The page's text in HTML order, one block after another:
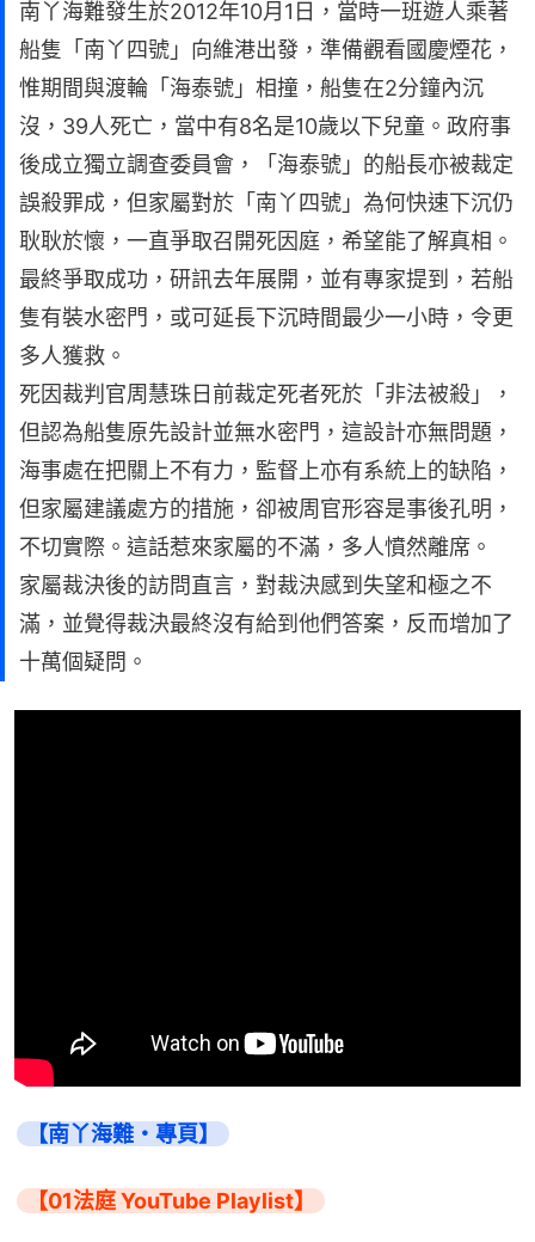
南丫海難發生於2012年10月1日，當時一班遊人乘著
船隻「南丫四號」向維港出發，準備觀看國慶煙花，
惟期間與渡輪「海泰號」相撞，船隻在2分鐘內沉
沒，39人死亡，當中有8名是10歲以下兒童。政府事
後成立獨立調查委員會，「海泰號」的船長亦被裁定
誤殺罪成，但家屬對於「南丫四號」為何快速下沉仍
耿耿於懷，一直爭取召開死因庭，希望能了解真相。
最終爭取成功，研訊去年展開，並有專家提到，若船
隻有裝水密門，或可延長下沉時間最少一小時，令更
多人獲救。
死因裁判官周慧珠日前裁定死者死於「非法被殺」，
但認為船隻原先設計並無水密門，這設計亦無問題，
海事處在把關上不有力，監督上亦有系統上的缺陷，
但家屬建議處方的措施，卻被周官形容是事後孔明，
不切實際。這話惹來家屬的不滿，多人憤然離席。
家屬裁決後的訪問直言，對裁決感到失望和極之不
滿，並覺得裁決最終沒有給到他們答案，反而增加了
十萬個疑問。
【南丫海難・專頁】
【01法庭 YouTube Playlist】